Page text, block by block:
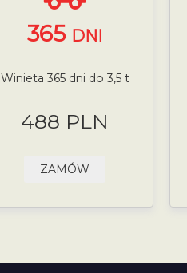
365 DNI
Winieta 365 dni do 3,5 t
488 PLN
ZAMÓW